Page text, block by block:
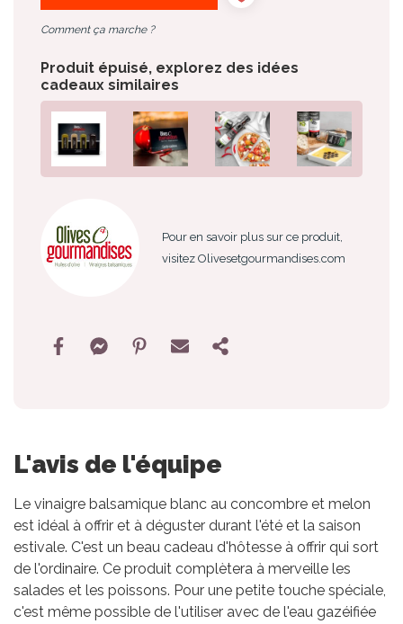
Comment ça marche ?
Produit épuisé, explorez des idées
cadeaux similaires
Pour en savoir plus sur ce produit,
visitez Olivesetgourmandises.com
L'avis de l'équipe
Le vinaigre balsamique blanc au concombre et melon
est idéal à offrir et à déguster durant l'été et la saison
estivale. C'est un beau cadeau d'hôtesse à offrir qui sort
de l'ordinaire. Ce produit complètera à merveille les
salades et les poissons. Pour une petite touche spéciale,
c'est même possible de l'utiliser avec de l'eau gazéifiée